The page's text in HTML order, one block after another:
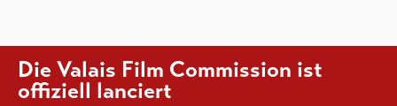
Die Valais Film Commission ist
offiziell lanciert